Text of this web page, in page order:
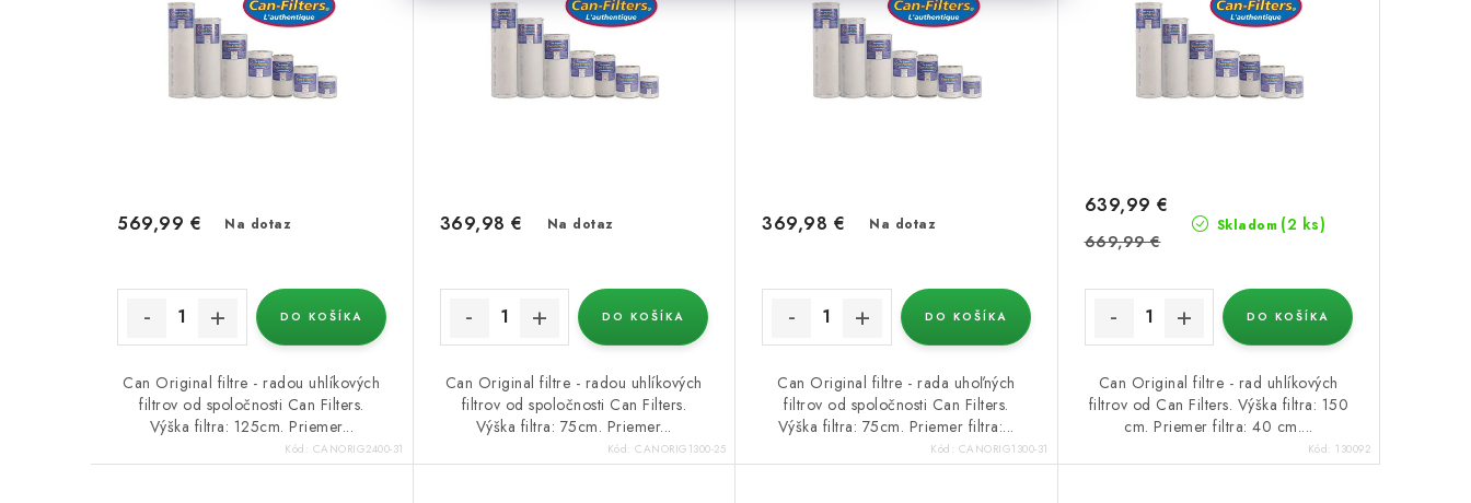
Na dotaz
569,99 €
DO KOŠÍKA
Can Original filtre - radou uhlíkových
filtrov od spoločnosti Can Filters.
Výška filtra: 125cm. Priemer...
Kód: CANORIG2400-31
Na dotaz
369,98 €
DO KOŠÍKA
Can Original filtre - radou uhlíkových
filtrov od spoločnosti Can Filters.
Výška filtra: 75cm. Priemer...
Kód: CANORIG1300-25
Na dotaz
369,98 €
DO KOŠÍKA
Can Original filtre - rada uhoľných
filtrov od spoločnosti Can Filters.
Výška filtra: 75cm. Priemer filtra:...
Kód: CANORIG1300-31
Skladom (2 ks)
639,99 €
669,99 €
DO KOŠÍKA
Can Original filtre - rad uhlíkových
filtrov od Can Filters. Výška filtra: 150
cm. Priemer filtra: 40 cm....
Kód: 130092